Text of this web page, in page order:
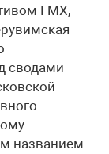
ГМХ,
сводами
названием